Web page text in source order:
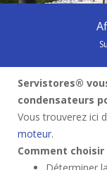
Servistores®
condensateurs
Vous trouverez ici
moteur.
Comment